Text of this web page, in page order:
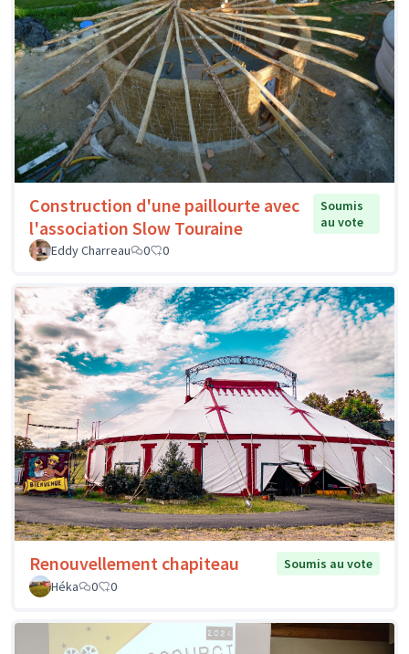
Construction d'une paillourte avec
l'association Slow Touraine
Soumis
au vote
Eddy Charreau
0 0
Renouvellement chapiteau
Soumis au vote
Héka
0 0